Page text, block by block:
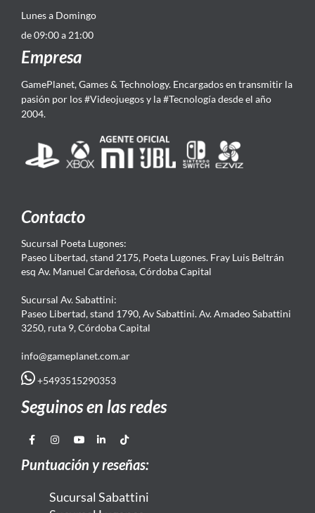
Lunes a Domingo
de 09:00 a 21:00
Empresa
GamePlanet, Games & Technology. Encargados en transmitir la
pasión por los #Videojuegos y la #Tecnología desde el año
2004.
Contacto
Sucursal Poeta Lugones:
Paseo Libertad, stand 2175, Poeta Lugones. Fray Luis Beltrán
esq Av. Manuel Cardeñosa, Córdoba Capital
Sucursal Av. Sabattini:
Paseo Libertad, stand 1790, Av Sabattini. Av. Amadeo Sabattini
3250, ruta 9, Córdoba Capital
info@gameplanet.com.ar
+5493515290353
Seguinos en las redes
Puntuación y reseñas:
Sucursal Sabattini